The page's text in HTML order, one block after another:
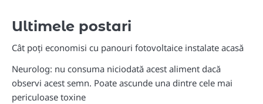
Ultimele postari
Cât poți economisi cu panouri fotovoltaice instalate acasă
Neurolog: nu consuma niciodată acest aliment dacă
observi acest semn. Poate ascunde una dintre cele mai
periculoase toxine